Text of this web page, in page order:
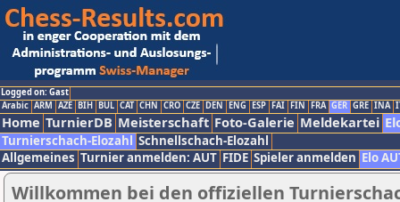
Logged on: Gast
Arabic ARM AZE BIH BUL CAT CHN CRO CZE DEN ENG ESP FAI FIN FRA GER GRE INA
Home TurnierDB Meisterschaft Foto-Galerie Meldekartei
Turnierschach-Elozahl Schnellschach-Elozahl
Allgemeines Turnier anmelden: AUT FIDE Spieler anmelden Elo
Willkommen bei den offiziellen